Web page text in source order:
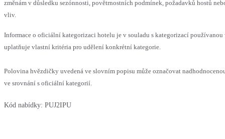
změnám v důsledku sezónnosti, povětrnostních podmínek, požadavků hostů
vliv.
Informace o oficiální kategorizaci hotelu je v souladu s kategorizací používanou
uplatňuje vlastní kritéria pro udělení konkrétní kategorie.
Polovina hvězdičky uvedená ve slovním popisu může označovat
ve srovnání s oficiální kategorií.
Kód nabídky: PUJ2IPU